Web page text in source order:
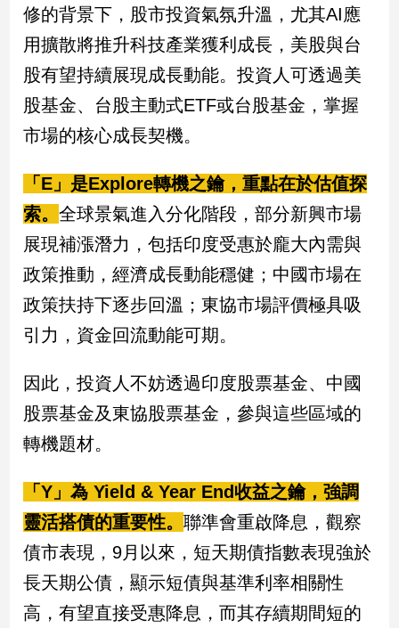
會
點
觀
點
兩
岸/
國
際
會/
地
方
新
病
專
區
南
台
灣
觀
修的背景下，股市投資氣氛升溫，尤其AI應
用擴散將推升科技產業獲利成長，美股與台
股有望持續展現成長動能。投資人可透過美
股基金、台股主動式ETF或台股基金，掌握
市場的核心成長契機。
「E」是Explore轉機之鑰，重點在於估值探
索。全球景氣進入分化階段，部分新興市場
展現補漲潛力，包括印度受惠於龐大內需與
政策推動，經濟成長動能穩健；中國市場在
政策扶持下逐步回溫；東協市場評價極具吸
引力，資金回流動能可期。
因此，投資人不妨透過印度股票基金、中國
股票基金及東協股票基金，參與這些區域的
轉機題材。
「Y」為 Yield & Year End收益之鑰，強調
靈活搭債的重要性。聯準會重啟降息，觀察
債市表現，9月以來，短天期債指數表現強於
長天期公債，顯示短債與基準利率相關性
高，有望直接受惠降息，而其存續期間短的